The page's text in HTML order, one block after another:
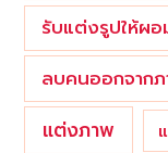
รับแต่งรูปให้ผอ
ลบคนออกจาก
แต่งภาพ